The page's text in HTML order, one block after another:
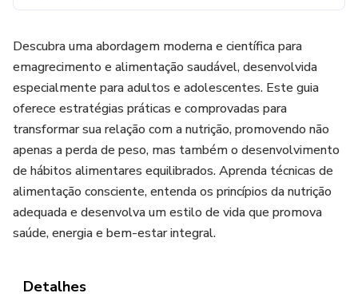
Descubra uma abordagem moderna e científica para
emagrecimento e alimentação saudável, desenvolvida
especialmente para adultos e adolescentes. Este guia
oferece estratégias práticas e comprovadas para
transformar sua relação com a nutrição, promovendo não
apenas a perda de peso, mas também o desenvolvimento
de hábitos alimentares equilibrados. Aprenda técnicas de
alimentação consciente, entenda os princípios da nutrição
adequada e desenvolva um estilo de vida que promova
saúde, energia e bem-estar integral.
Detalhes